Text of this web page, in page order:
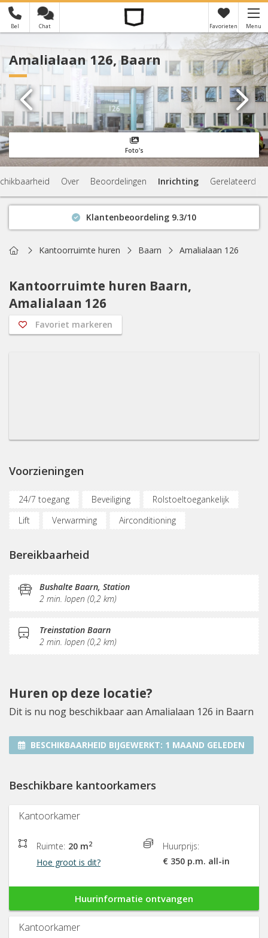
Bel Chat Favorieten Menu
Je hebt nog geen favorieten ×
Amalialaan 126, Baarn
Foto's
Over Beoordelingen Inrichting Gerelateerd
Klantenbeoordeling 9.3/10
Actuele beschikbaarheid
HomeKantoorruimte huren Baarn Amalialaan 126
Kantoorruimte huren Baarn,
Amalialaan 126
Favoriet markeren
Voorzieningen
24/7 toegang Beveiliging
Rolstoeltoegankelijk
Lift
Verwarming
Airconditioning
Fietsenstalling
Bereikbaar met OV
Vergaderplekken
Opslagruimte
Internetmogelijkheden
Printservice
KVK-inschrijving
Gemeubileerd
Pantry
Bereikbaarheid
Bushalte Baarn, Station
2 min. lopen (0,2 km)
Treinstation Baarn
2 min. lopen (0,2 km)
Huren op deze locatie?
Dit is nu nog beschikbaar aan Amalialaan 126 in Baarn
BESCHIKBAARHEID BIJGEWERKT: 1 MAAND GELEDEN
Beschikbare kantoorkamers
Kantoorkamer
Ruimte: 20 m2
Hoe groot is dit?
Huurprijs:
€ 350 p.m. all-in
Huurinformatie ontvangen
Kantoorkamer